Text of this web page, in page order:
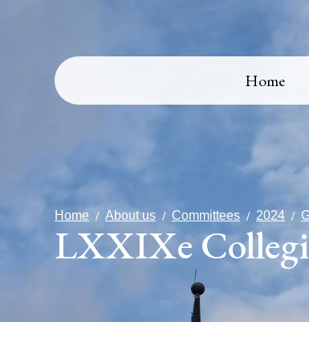
Home
Home About us Committees 2024
LXXIXe